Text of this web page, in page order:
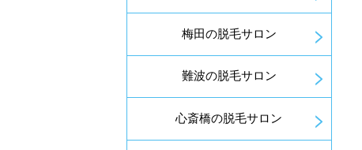
梅田の脱毛サロン
難波の脱毛サロン
心斎橋の脱毛サロン